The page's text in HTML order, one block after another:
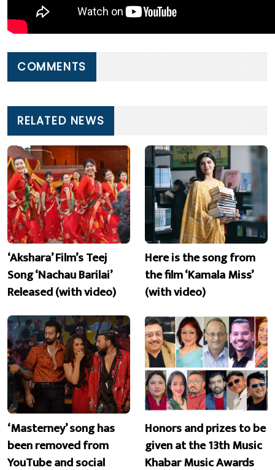
COMMENTS
RELATED NEWS
‘Akshara’ Film’s Teej
Song ‘Nachau Barilai’
Released (with video)
Here is the song from
the film ‘Kamala Miss’
(with video)
‘Masterney’ song has
been removed from
YouTube and social
Honors and prizes to be
given at the 13th Music
Khabar Music Awards